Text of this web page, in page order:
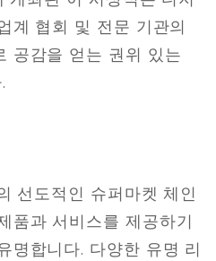
계 협회 및 전문 기관의
공감을 얻는 권위 있는
선도적인 슈퍼마켓 체인
품과 서비스를 제공하기
명합니다. 다양한 유명 리